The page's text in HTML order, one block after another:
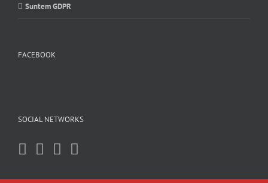
Suntem GDPR
FACEBOOK
SOCIAL NETWORKS